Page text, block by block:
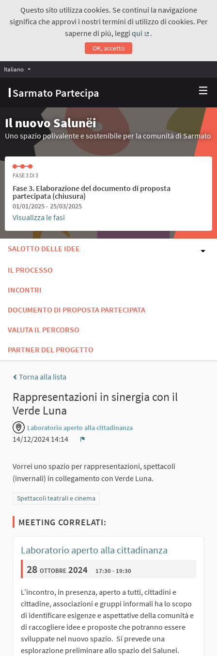
Questo sito utilizza cookies. Se continui la navigazione
significa che approvi i nostri termini di utilizzo di cookies. Per
saperne di più, leggiqui
.
OK, accetto
Sarmato Partecipa
Italiano Choose language
Il nuovo Salunёi
Uno spazio polivalente e sostenibile per la comunità di Sarmato
FASE 3 DI 3
Fase 3. Elaborazione del documento di proposta
partecipata (chiusura)
01/01/2025 - 25/03/2025
Visualizza le fasi
SALOTTO DELLE IDEE
IL PROCESSO
INCONTRI
DOCUMENTO DI PROPOSTA PARTECIPATA
VALUTA IL PERCORSO
PARTNER DEL PROGETTO
Torna alla lista
Rappresentazioni in sinergia con il
Verde Luna
Laboratorio aperto alla cittadinanza
14/12/2024 14:14
Vorrei uno spazio per rappresentazioni, spettacoli
(invernali) in collegamento con Verde Luna.
Filtra i risultati per categoria: Spettacoli teatrali e cinema
Spettacoli teatrali e cinema
MEETING CORRELATI:
Laboratorio aperto alla cittadinanza
28 ottobre 2024 17:30 - 19:30
L’incontro, in presenza, aperto a tutti, cittadini e
cittadine, associazioni e gruppi informali ha lo scopo
di identificare esigenze e aspettative della comunità e
di raccogliere idee e proposte che potranno essere
sviluppate nel nuovo spazio. Si prevede una
esplorazione preliminare allo spazio del Salunei.